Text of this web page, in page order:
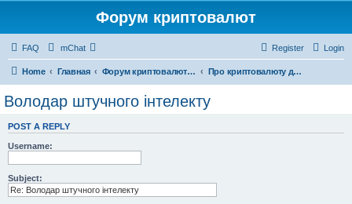
Форум криптовалют
FAQ mChat Login
Register
Home Главная Форум криптовалют українською Про криптовалюту для новачків 💛💙
Володар штучного інтелекту
POST A REPLY
Username:
Subject: